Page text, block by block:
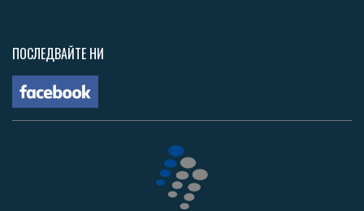
ПОСЛЕДВАЙТЕ НИ